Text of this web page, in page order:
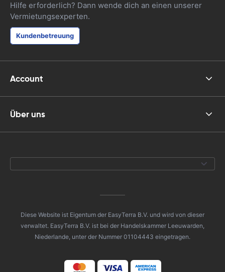
Hilfe erforderlich? Dann wende dich an einen unserer
Vermietungsexperten.
Kundenbetreuung
Account
Über uns
Diese Website ist Eigentum der EasyTerra B.V. und wird von dieser
verwaltet. EasyTerra B.V. ist bei der Handelskammer Leeuwarden,
Niederlande, unter der Nummer 01104443 eingetragen.